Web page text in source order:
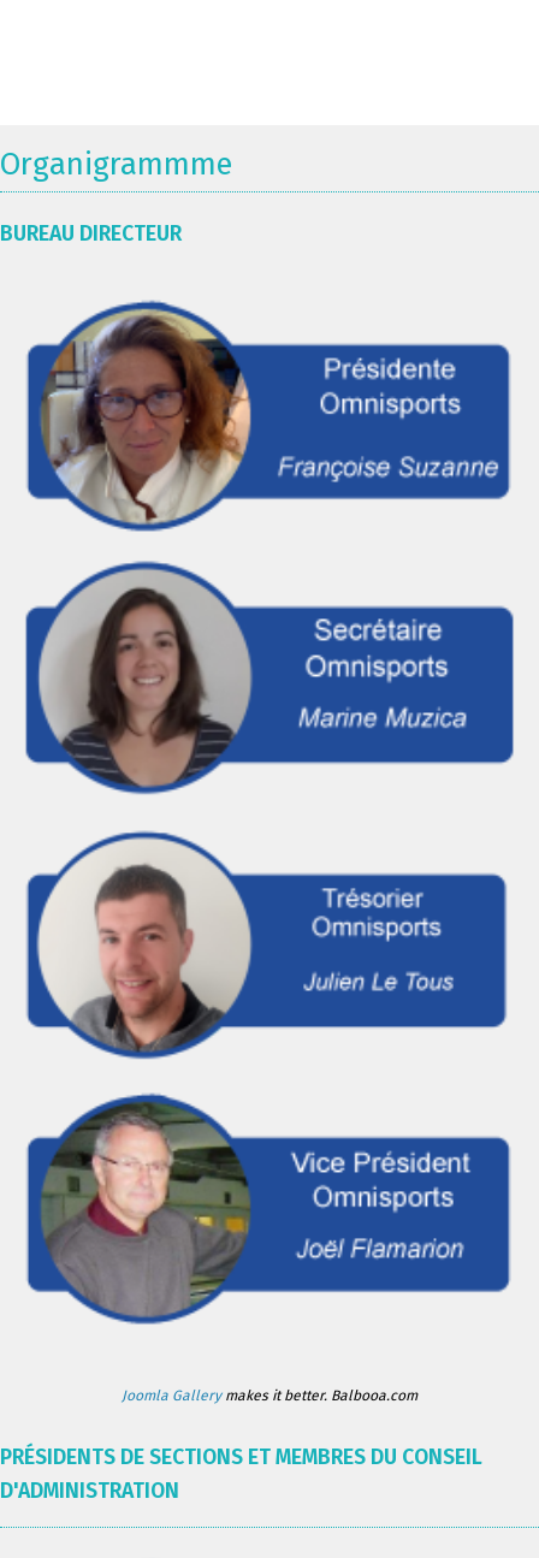
Organigrammme
BUREAU DIRECTEUR
Joomla Gallerymakes it better. Balbooa.com
PRÉSIDENTS DE SECTIONS ET MEMBRES DU CONSEIL
D'ADMINISTRATION